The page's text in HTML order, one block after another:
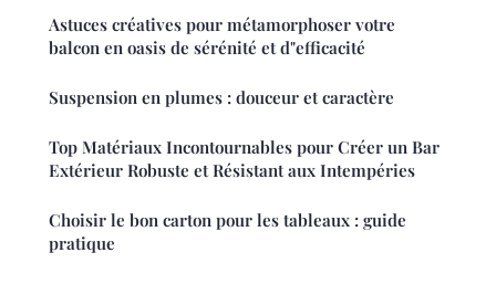
Astuces créatives pour métamorphoser votre
balcon en oasis de sérénité et d"efficacité
Suspension en plumes : douceur et caractère
Top Matériaux Incontournables pour Créer un Bar
Extérieur Robuste et Résistant aux Intempéries
Choisir le bon carton pour les tableaux : guide
pratique